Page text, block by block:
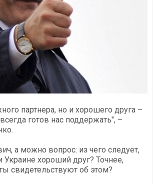
партнера, но и хорошего друга –
готов нас поддержать", –
а можно вопрос: из чего следует,
хороший друг? Точнее,
свидетельствуют об этом?